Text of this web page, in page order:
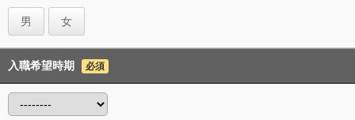
男 女
入職希望時期 必須